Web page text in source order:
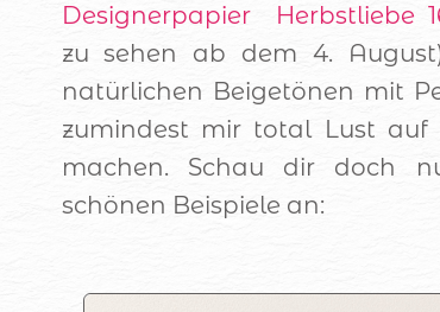
Designerpapier Herbstliebe
zu sehen ab dem 4.
natürlichen Beigetönen mit
zumindest mir total Lust auf
machen. Schau dir doch
schönen Beispiele an: